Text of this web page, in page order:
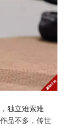
独立难索难
品不多，传世